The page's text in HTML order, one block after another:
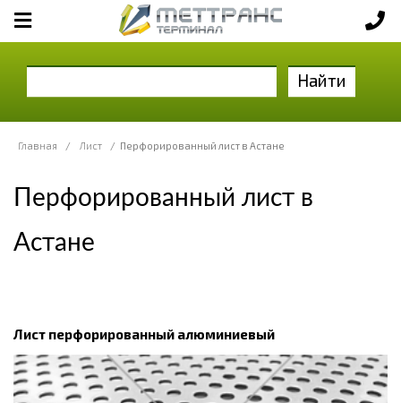
Найти
Главная / Лист / Перфорированный лист в Астане
Перфорированный лист в
Астане
Лист перфорированный алюминиевый